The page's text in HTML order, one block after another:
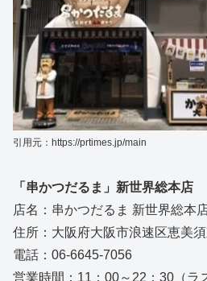
引用元：https://prtimes.jp/main
「串かつだるま」新世界総本店
店名：串かつだるま 新世界総本
住所：大阪府大阪市浪速区恵美
電話：06-6645-7056
営業時間：11：00～22：30（ラ